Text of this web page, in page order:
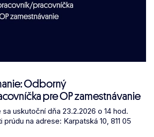
Odborný
pre OP zamestnávanie
uskutoční dňa 23.2.2026 o 14 hod.
na adrese: Karpatská 10, 811 05